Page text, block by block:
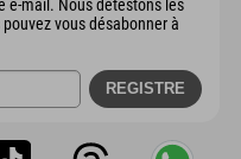
e-mail. Nous détestons les
vous désabonner à